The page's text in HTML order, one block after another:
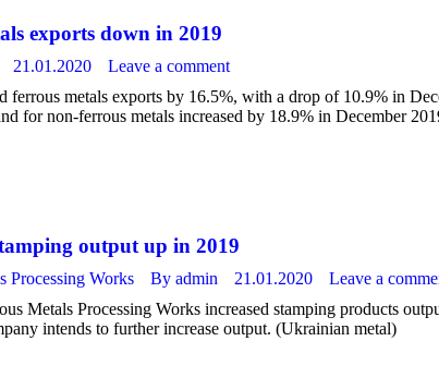
exports down in 2019
21.01.2020
Leave a comment
ferrous metals exports by 16.5%, with a drop of 10.9% in
for non-ferrous metals increased by 18.9% in December
output up in 2019
Processing Works By admin 21.01.2020
Leave a
Metals Processing Works increased stamping products
intends to further increase output. (Ukrainian metal)